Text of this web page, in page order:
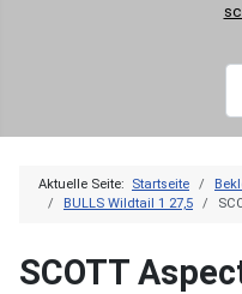
Aktuelle Seite: Startseite
BULLS Wildtail 1 27,5
SCOTT